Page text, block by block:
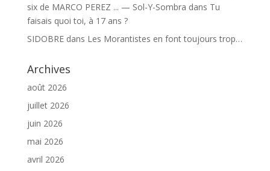
six de MARCO PEREZ ... — Sol-Y-Sombra dans Tu
faisais quoi toi, à 17 ans ?
SIDOBREdans Les Morantistes en font toujours trop…
Archives
août 2026
juillet 2026
juin 2026
mai 2026
avril 2026